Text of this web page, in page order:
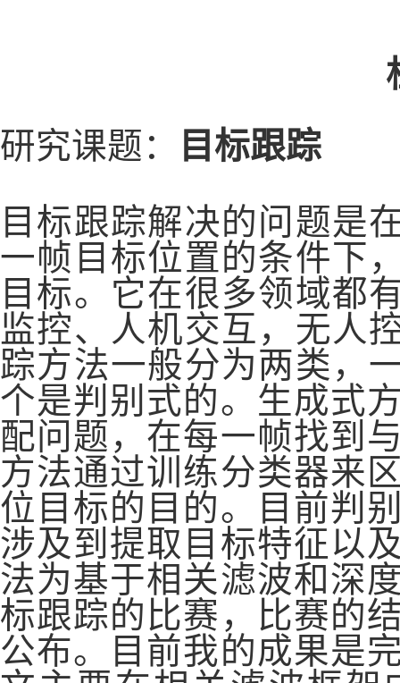
研究课题：
目标跟踪
目标跟踪解决的问题是
一帧目标位置的条件下
目标。它在很多领域都
监控、人机交互，无人
踪方法一般分为两类，
个是判别式的。生成式
配问题，在每一帧找到
方法通过训练分类器来
位目标的目的。目前判
涉及到提取目标特征以
法为基于相关滤波和深
标跟踪的比赛，比赛的
公布。目前我的成果是